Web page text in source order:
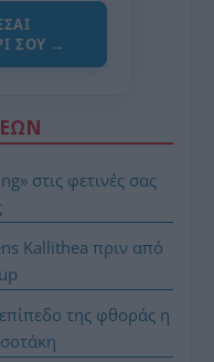
ΣΟΥ →
στις φετινές σας
Kallithea πριν από
της φθοράς η